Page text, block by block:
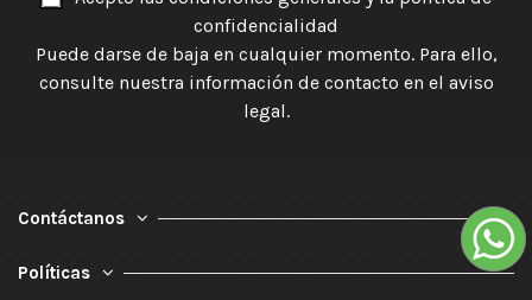
confidencialidad
Puede darse de baja en cualquier momento. Para ello,
consulte nuestra información de contacto en el aviso
legal.
Contáctanos
Políticas